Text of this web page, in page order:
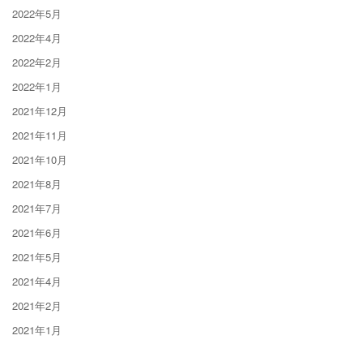
2022年5月
2022年4月
2022年2月
2022年1月
2021年12月
2021年11月
2021年10月
2021年8月
2021年7月
2021年6月
2021年5月
2021年4月
2021年2月
2021年1月